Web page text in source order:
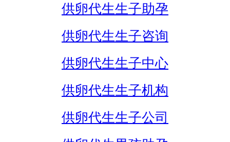
供卵代生生子助孕
供卵代生生子咨询
供卵代生生子中心
供卵代生生子机构
供卵代生生子公司